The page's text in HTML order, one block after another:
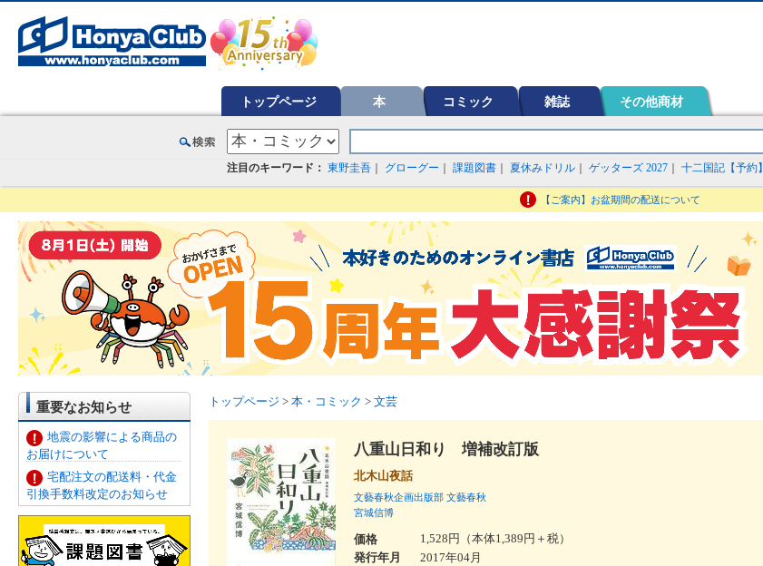
トップページ 本 コミック 雑誌 その他商材
注目のキーワード： 東野圭吾 グローグー 課題図書 夏休みドリル ゲッターズ 2027 十二国記【予約】
【ご案内】お盆期間の配送について
重要なお知らせ
地震の影響による商品の
お届けについて
宅配注文の配送料・代金
引換手数料改定のお知らせ
トップページ > 本・コミック > 文芸
八重山日和り 増補改訂版
北木山夜話
文藝春秋企画出版部 文藝春秋
宮城信博
価格
1,528円（本体1,389円＋税）
発行年月
2017年04月